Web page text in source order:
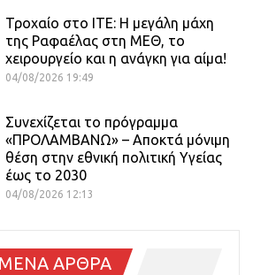
Τροχαίο στο ΙΤΕ: Η μεγάλη μάχη
της Ραφαέλας στη ΜΕΘ, το
χειρουργείο και η ανάγκη για αίμα!
04/08/2026 19:49
Συνεχίζεται το πρόγραμμα
«ΠΡΟΛΑΜΒΑΝΩ» – Αποκτά μόνιμη
θέση στην εθνική πολιτική Υγείας
έως το 2030
04/08/2026 12:13
ΑΡΘΡΑ